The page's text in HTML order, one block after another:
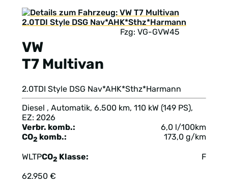
VW
T7 Multivan
Fzg: VG-GVW45
2.0TDI Style DSG Nav*AHK*Sthz*Harmann
Diesel , Automatik, 6.500 km, 110 kW (149 PS),
EZ: 2026
Verbr. komb.:
6,0 l/100km
CO2 komb.: 173,0 g/km
WLTPCO2 Klasse: F
62.950 €